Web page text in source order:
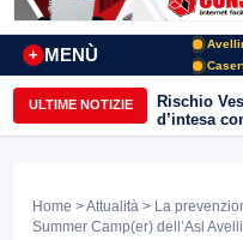
MENÙ
+
ULTIME NOTIZIE
Rischio
d’intesa
firmato il
Home >Attualità > La
Summer Camp(er) dell’Asl